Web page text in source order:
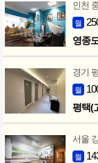
인천
월
영종
경기
월
평택(
서울
월